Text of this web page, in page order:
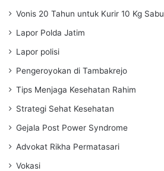
Vonis 20 Tahun untuk Kurir 10 Kg Sabu
Lapor Polda Jatim
Lapor polisi
Pengeroyokan di Tambakrejo
Tips Menjaga Kesehatan Rahim
Strategi Sehat Kesehatan
Gejala Post Power Syndrome
Advokat Rikha Permatasari
Vokasi